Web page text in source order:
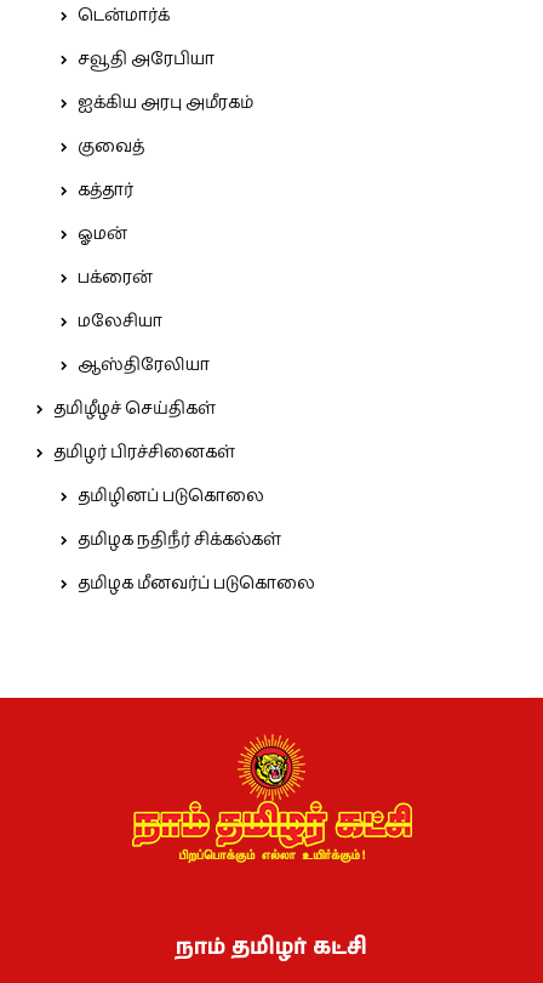
டென்மார்க்
சவூதி அரேபியா
ஐக்கிய அரபு அமீரகம்
குவைத்
கத்தார்
ஓமன்
பக்ரைன்
மலேசியா
ஆஸ்திரேலியா
தமிழீழச் செய்திகள்
தமிழர் பிரச்சினைகள்
தமிழினப் படுகொலை
தமிழக நதிநீர் சிக்கல்கள்
தமிழக மீனவர்ப் படுகொலை
நாம் தமிழர் கட்சி